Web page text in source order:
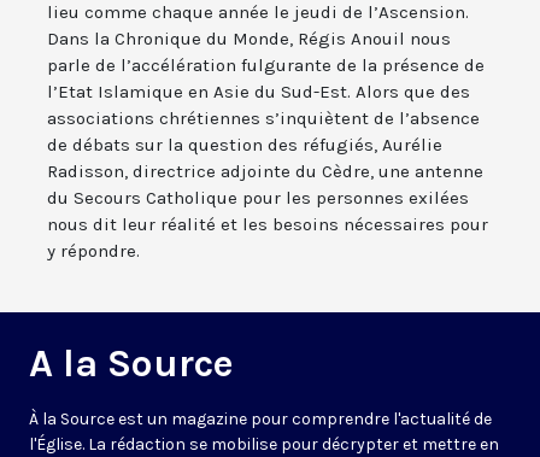
lieu comme chaque année le jeudi de l’Ascension.
Dans la Chronique du Monde, Régis Anouil nous
parle de l’accélération fulgurante de la présence de
l’Etat Islamique en Asie du Sud-Est. Alors que des
associations chrétiennes s’inquiètent de l’absence
de débats sur la question des réfugiés, Aurélie
Radisson, directrice adjointe du Cèdre, une antenne
du Secours Catholique pour les personnes exilées
nous dit leur réalité et les besoins nécessaires pour
y répondre.
A la Source
À la Source est un magazine pour comprendre l'actualité de
l'Église. La rédaction se mobilise pour décrypter et mettre en